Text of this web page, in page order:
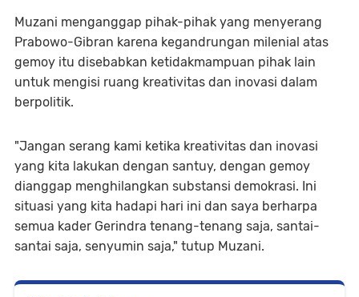
Muzani menganggap pihak-pihak yang menyerang
Prabowo-Gibran karena kegandrungan milenial atas
gemoy itu disebabkan ketidakmampuan pihak lain
untuk mengisi ruang kreativitas dan inovasi dalam
berpolitik.
"Jangan serang kami ketika kreativitas dan inovasi
yang kita lakukan dengan santuy, dengan gemoy
dianggap menghilangkan substansi demokrasi. Ini
situasi yang kita hadapi hari ini dan saya berharpa
semua kader Gerindra tenang-tenang saja, santai-
santai saja, senyumin saja," tutup Muzani.